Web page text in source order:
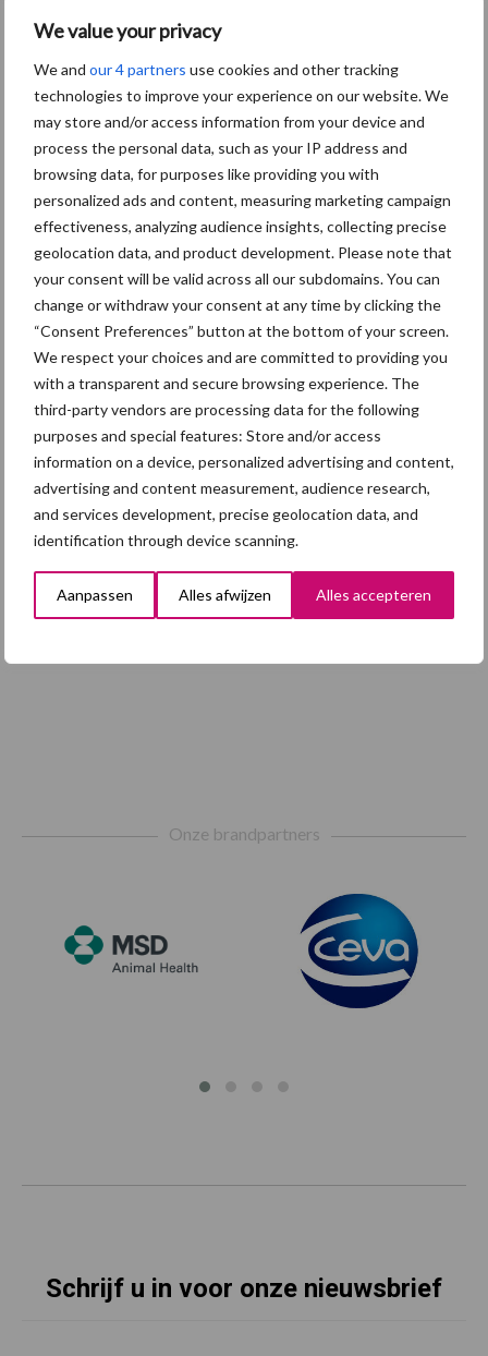
We value your privacy
We and our 4 partners use cookies and other tracking
technologies to improve your experience on our website. We
may store and/or access information from your device and
process the personal data, such as your IP address and
browsing data, for purposes like providing you with
personalized ads and content, measuring marketing campaign
effectiveness, analyzing audience insights, collecting precise
geolocation data, and product development. Please note that
your consent will be valid across all our subdomains. You can
change or withdraw your consent at any time by clicking the
“Consent Preferences” button at the bottom of your screen.
We respect your choices and are committed to providing you
with a transparent and secure browsing experience. The
third-party vendors are processing data for the following
purposes and special features: Store and/or access
information on a device, personalized advertising and content,
advertising and content measurement, audience research,
and services development, precise geolocation data, and
identification through device scanning.
Aanpassen Alles afwijzen Alles accepteren
Mycoplasma hyopneumoniae
4 aug
AVP in Finland onderstreept dat
alertheid belangrijk is, zeker nu
3 aug
Vlaamse mestbalans in evenwicht
dankzij groei van
verwerkingscapaciteit
3 aug
Intacte beren houden kan in de bio-
varkenshouderij, maar dan moet
alles kloppen
Toon meer
Onze brandpartners
Schrijf u in voor onze nieuwsbrief